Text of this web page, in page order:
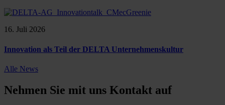
16. Juli 2026
Innovation als Teil der DELTA Unternehmenskultur
Alle News
Nehmen Sie mit uns Kontakt auf